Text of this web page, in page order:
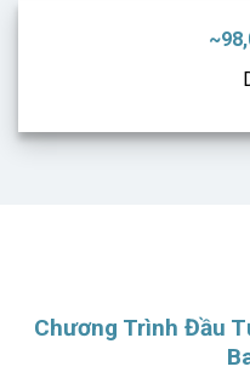
Chương Trình Đầu